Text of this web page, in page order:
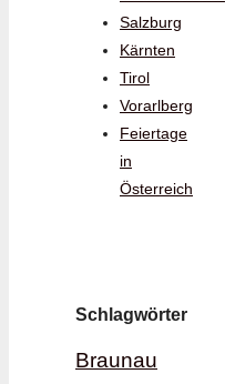
Salzburg
Kärnten
Tirol
Vorarlberg
Feiertage
in
Österreich
Schlagwörter
Braunau